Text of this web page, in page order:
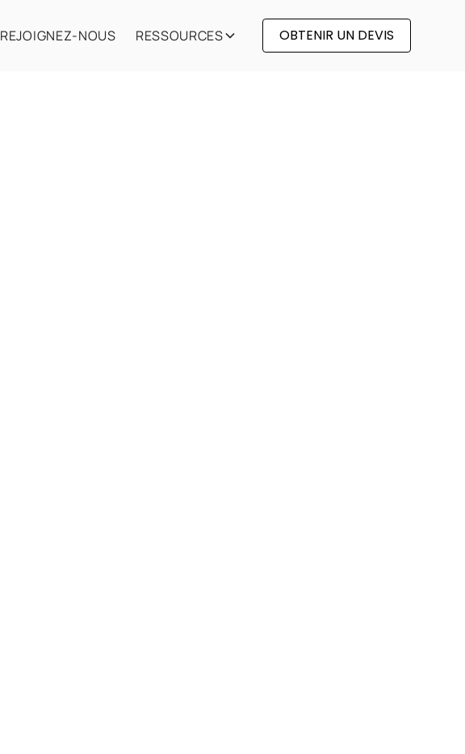
REJOIGNEZ-NOUS RESSOURCES OBTENIR UN DEVIS